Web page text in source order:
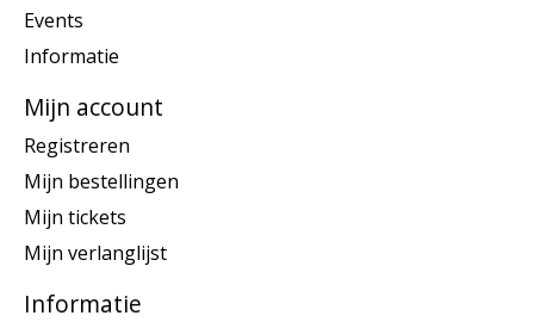
Events
Informatie
Mijn account
Registreren
Mijn bestellingen
Mijn tickets
Mijn verlanglijst
Informatie